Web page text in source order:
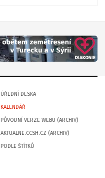
ÚŘEDNÍ DESKA
KALENDÁŘ
PŮVODNÍ VERZE WEBU (ARCHIV)
AKTUALNE.CCSH.CZ (ARCHIV)
PODLE ŠTÍTKŮ